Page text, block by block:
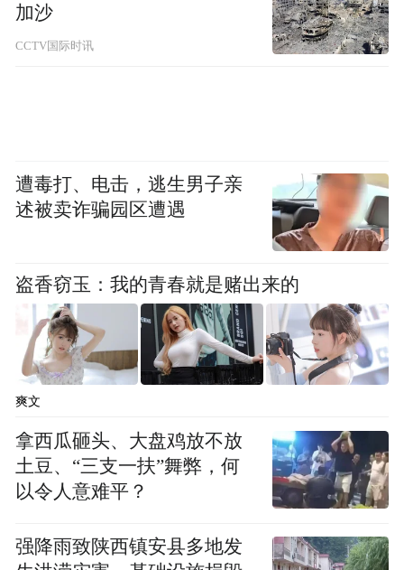
举措，加快推动房地产业健康高质量发展，
为开平楼市释放了积极信号。春节期间，开
凤凰网广东发自江门
来源：开平发布
“特别声明：以上作品内容(包括在内的视频、图片或音
频)为凤凰网旗下自媒体平台“大风号”用户上传并发
布，本平台仅提供信息存储空间服务。
Notice: The content above (including the videos,
pictures and audios if any) is uploaded and posted
by the user of Dafeng Hao, which is a social media
platform and merely provides information storage
space services.”
加沙
CCTV国际时讯
遭毒打、电击，逃生男子亲
述被卖诈骗园区遭遇
盗香窃玉：我的青春就是赌出来的
爽文
拿西瓜砸头、大盘鸡放不放
土豆、“三支一扶”舞弊，何
以令人意难平？
强降雨致陕西镇安县多地发